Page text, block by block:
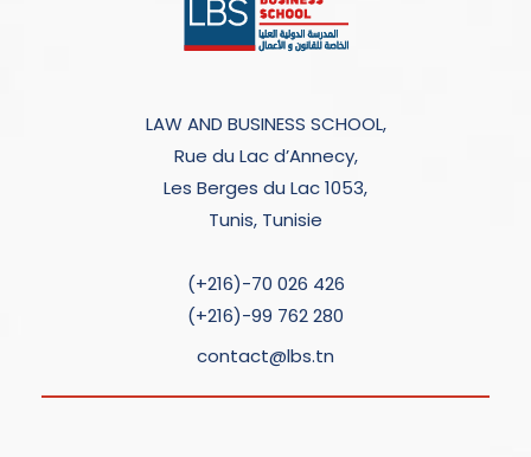
LAW AND BUSINESS SCHOOL,
Rue du Lac d’Annecy,
Les Berges du Lac 1053,
Tunis, Tunisie
(+216)-70 026 426
(+216)-99 762 280
contact@lbs.tn